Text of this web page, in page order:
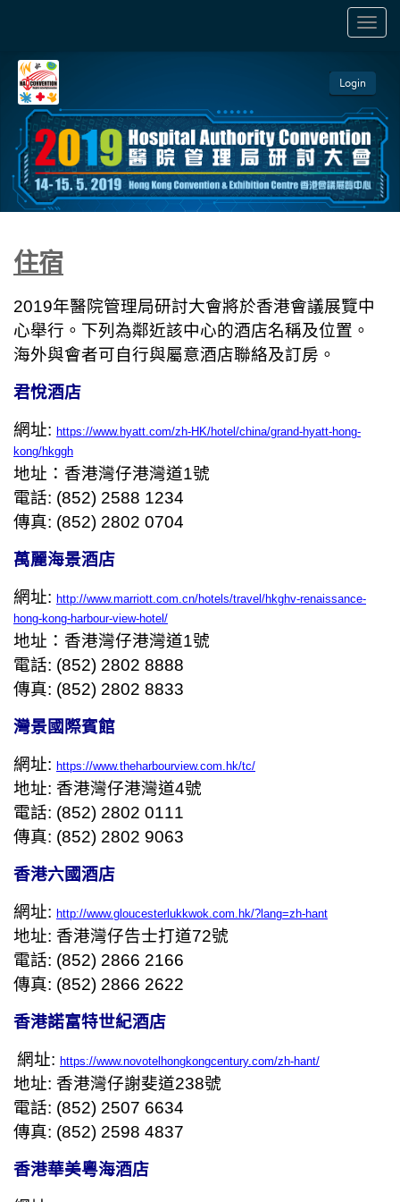
Login
住宿
2019年醫院管理局研討大會將於香港會議展覽中
心舉行。下列為鄰近該中心的酒店名稱及位置。
海外與會者可自行與屬意酒店聯絡及訂房。
君悅酒店
網址: https://www.hyatt.com/zh-HK/hotel/china/grand-hyatt-hong-
kong/hkggh
地址：香港灣仔港灣道1號
電話: (852) 2588 1234
傳真: (852) 2802 0704
萬麗海景酒店
網址: http://www.marriott.com.cn/hotels/travel/hkghv-renaissance-
hong-kong-harbour-view-hotel/
地址：香港灣仔港灣道1號
電話: (852) 2802 8888
傳真: (852) 2802 8833
灣景國際賓館
網址: https://www.theharbourview.com.hk/tc/
地址: 香港灣仔港灣道4號
電話: (852) 2802 0111
傳真: (852) 2802 9063
香港六國酒店
網址: http://www.gloucesterlukkwok.com.hk/?lang=zh-hant
地址: 香港灣仔告士打道72號
電話: (852) 2866 2166
傳真: (852) 2866 2622
香港諾富特世紀酒店
網址: https://www.novotelhongkongcentury.com/zh-hant/
地址: 香港灣仔謝斐道238號
電話: (852) 2507 6634
傳真: (852) 2598 4837
香港華美粵海酒店